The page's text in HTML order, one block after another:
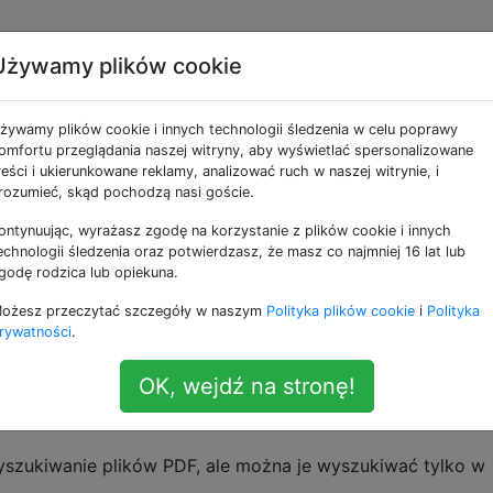
plik PDF do
za pomocą wiersza
które umożliwia przeszukiwanie istniejącego pliku
oryginalny plik, którego nie można przeszukiwać,
działać bez nadzoru.
dokładnie to, czego potrzebuję, ale jest to tylko GUI -
plików PDF, ale można je wyszukiwać tylko w
plików cookie
plików cookie i innych technologii śledzenia w celu poprawy
przeglądania naszej witryny, aby wyświetlać spersonalizowane
i ukierunkowane reklamy, analizować ruch w naszej witrynie, i
skąd pochodzą nasi goście.
wyrażasz zgodę na korzystanie z plików cookie i innych
śledzenia oraz potwierdzasz, że masz co najmniej 16 lat lub
rodzica lub opiekuna.
przeczytać szczegóły w naszym Polityka plików cookie i Polityka
.
OK, wejdź na stronę!